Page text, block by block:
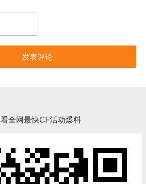
看全网最快CF活动爆料